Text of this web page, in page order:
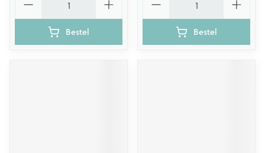
Bestel Bestel